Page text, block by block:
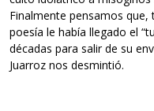
Finalmente pensamos que,
poesía le había llegado el
décadas para salir de su
Juarroz nos desmintió.